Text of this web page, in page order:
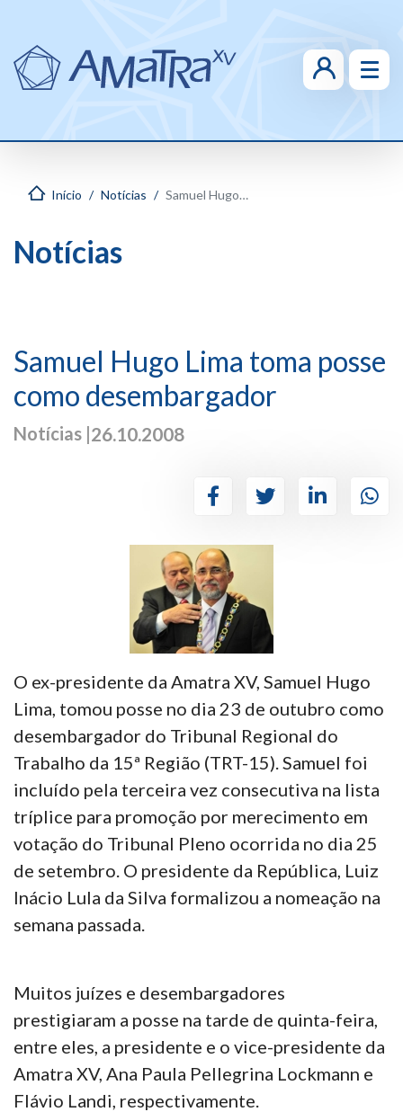
Notícias
Início Notícias Samuel Hugo Lima toma posse como desembargador
Samuel Hugo Lima toma posse
como desembargador
Notícias |26.10.2008
O ex-presidente da Amatra XV, Samuel Hugo
Lima, tomou posse no dia 23 de outubro como
desembargador do Tribunal Regional do
Trabalho da 15ª Região (TRT-15). Samuel foi
incluído pela terceira vez consecutiva na lista
tríplice para promoção por merecimento em
votação do Tribunal Pleno ocorrida no dia 25
de setembro. O presidente da República, Luiz
Inácio Lula da Silva formalizou a nomeação na
semana passada.
Muitos juízes e desembargadores
prestigiaram a posse na tarde de quinta-feira,
entre eles, a presidente e o vice-presidente da
Amatra XV, Ana Paula Pellegrina Lockmann e
Flávio Landi, respectivamente.